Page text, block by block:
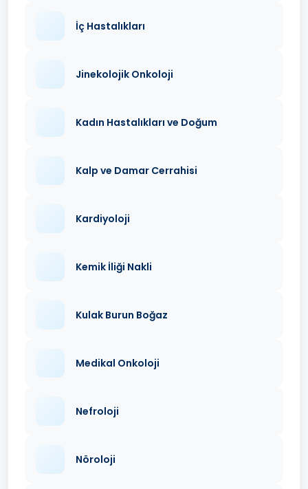
İç Hastalıkları
Jinekolojik Onkoloji
Kadın Hastalıkları ve Doğum
Kalp ve Damar Cerrahisi
Kardiyoloji
Kemik İliği Nakli
Kulak Burun Boğaz
Medikal Onkoloji
Nefroloji
Nöroloji